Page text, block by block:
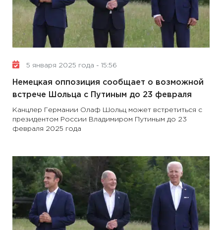
5 января 2025 года - 15:56
Немецкая оппозиция сообщает о возможной
встрече Шольца с Путиным до 23 февраля
Канцлер Германии Олаф Шольц может встретиться с
президентом России Владимиром Путиным до 23
февраля 2025 года